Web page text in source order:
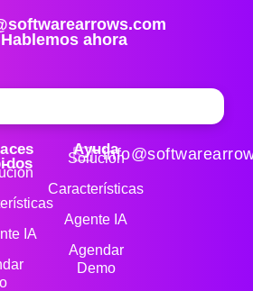
Hablemos ahora
IA
Ayuda
Solución
Características
Agente IA
Agendar
Demo